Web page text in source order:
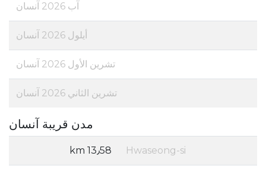
آب 2026 آنسان
أيلول 2026 آنسان
تشرين الأول 2026 آنسان
تشرين الثاني 2026 آنسان
مدن قريبة آنسان
Hwaseong-si 13٫58 km